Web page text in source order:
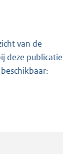
van de
deze publicatie